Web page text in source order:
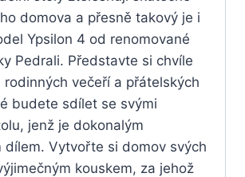
domova a přesně takový je i
Ypsilon 4 od renomované
Pedrali. Představte si chvíle
rodinných večeří a přátelských
budete sdílet se svými
jenž je dokonalým
dílem. Vytvořte si domov svých
kouskem, za jehož